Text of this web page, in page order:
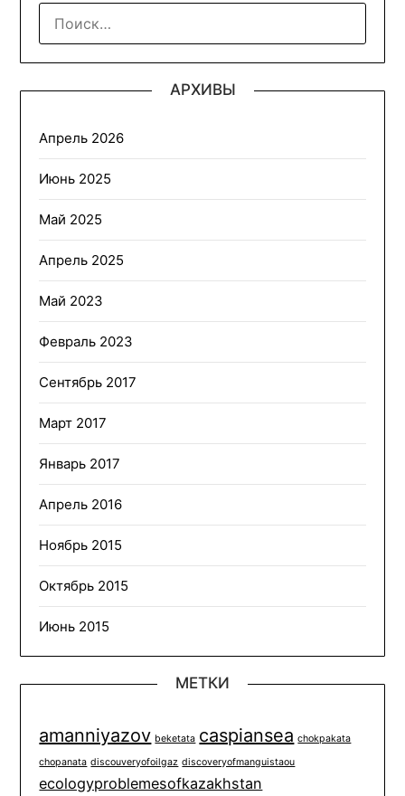
АРХИВЫ
Апрель 2026
Июнь 2025
Май 2025
Апрель 2025
Май 2023
Февраль 2023
Сентябрь 2017
Март 2017
Январь 2017
Апрель 2016
Ноябрь 2015
Октябрь 2015
Июнь 2015
МЕТКИ
amanniyazov beketata caspiansea chokpakata
chopanata discouveryofoilgaz discoveryofmanguistaou
ecologyproblemesofkazakhstan